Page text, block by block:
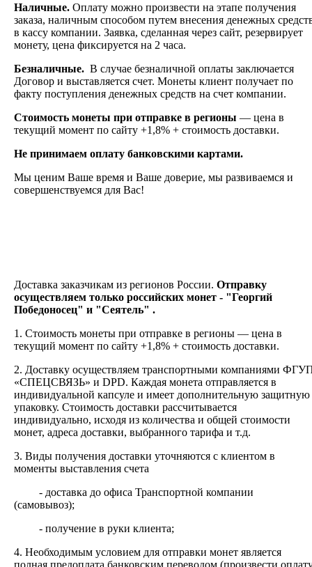
Наличные. Оплату можно произвести на этапе получения
заказа, наличным способом путем внесения денежных
в кассу компании. Заявка, сделанная через сайт, резервирует
монету, цена фиксируется на 2 часа.
Безналичные. В случае безналичной оплаты заключается
Договор и выставляется счет. Монеты клиент получает по
факту поступления денежных средств на счет компании.
Стоимость монеты при отправке в регионы — цена в
текущий момент по сайту +1,8% + стоимость доставки.
Не принимаем оплату банковскими картами.
Мы ценим Ваше время и Ваше доверие, мы развиваемся и
совершенствуемся для Вас!
Доставка заказчикам из регионов России. Отправку
осуществляем только российских монет - "Георгий
Победоносец" и "Сеятель" .
1. Стоимость монеты при отправке в регионы — цена в
текущий момент по сайту +1,8% + стоимость доставки.
2. Доставку осуществляем транспортными компаниями
«СПЕЦСВЯЗЬ» и DPD. Каждая монета отправляется в
индивидуальной капсуле и имеет дополнительную защитную
упаковку. Стоимость доставки рассчитывается
индивидуально, исходя из количества и общей стоимости
монет, адреса доставки, выбранного тарифа и т.д.
3. Виды получения доставки уточняются с клиентом в
моменты выставления счета
- доставка до офиса Транспортной компании
(самовывоз);
- получение в руки клиента;
4. Необходимым условием для отправки монет является
полная предоплата банковским переводом (произвести